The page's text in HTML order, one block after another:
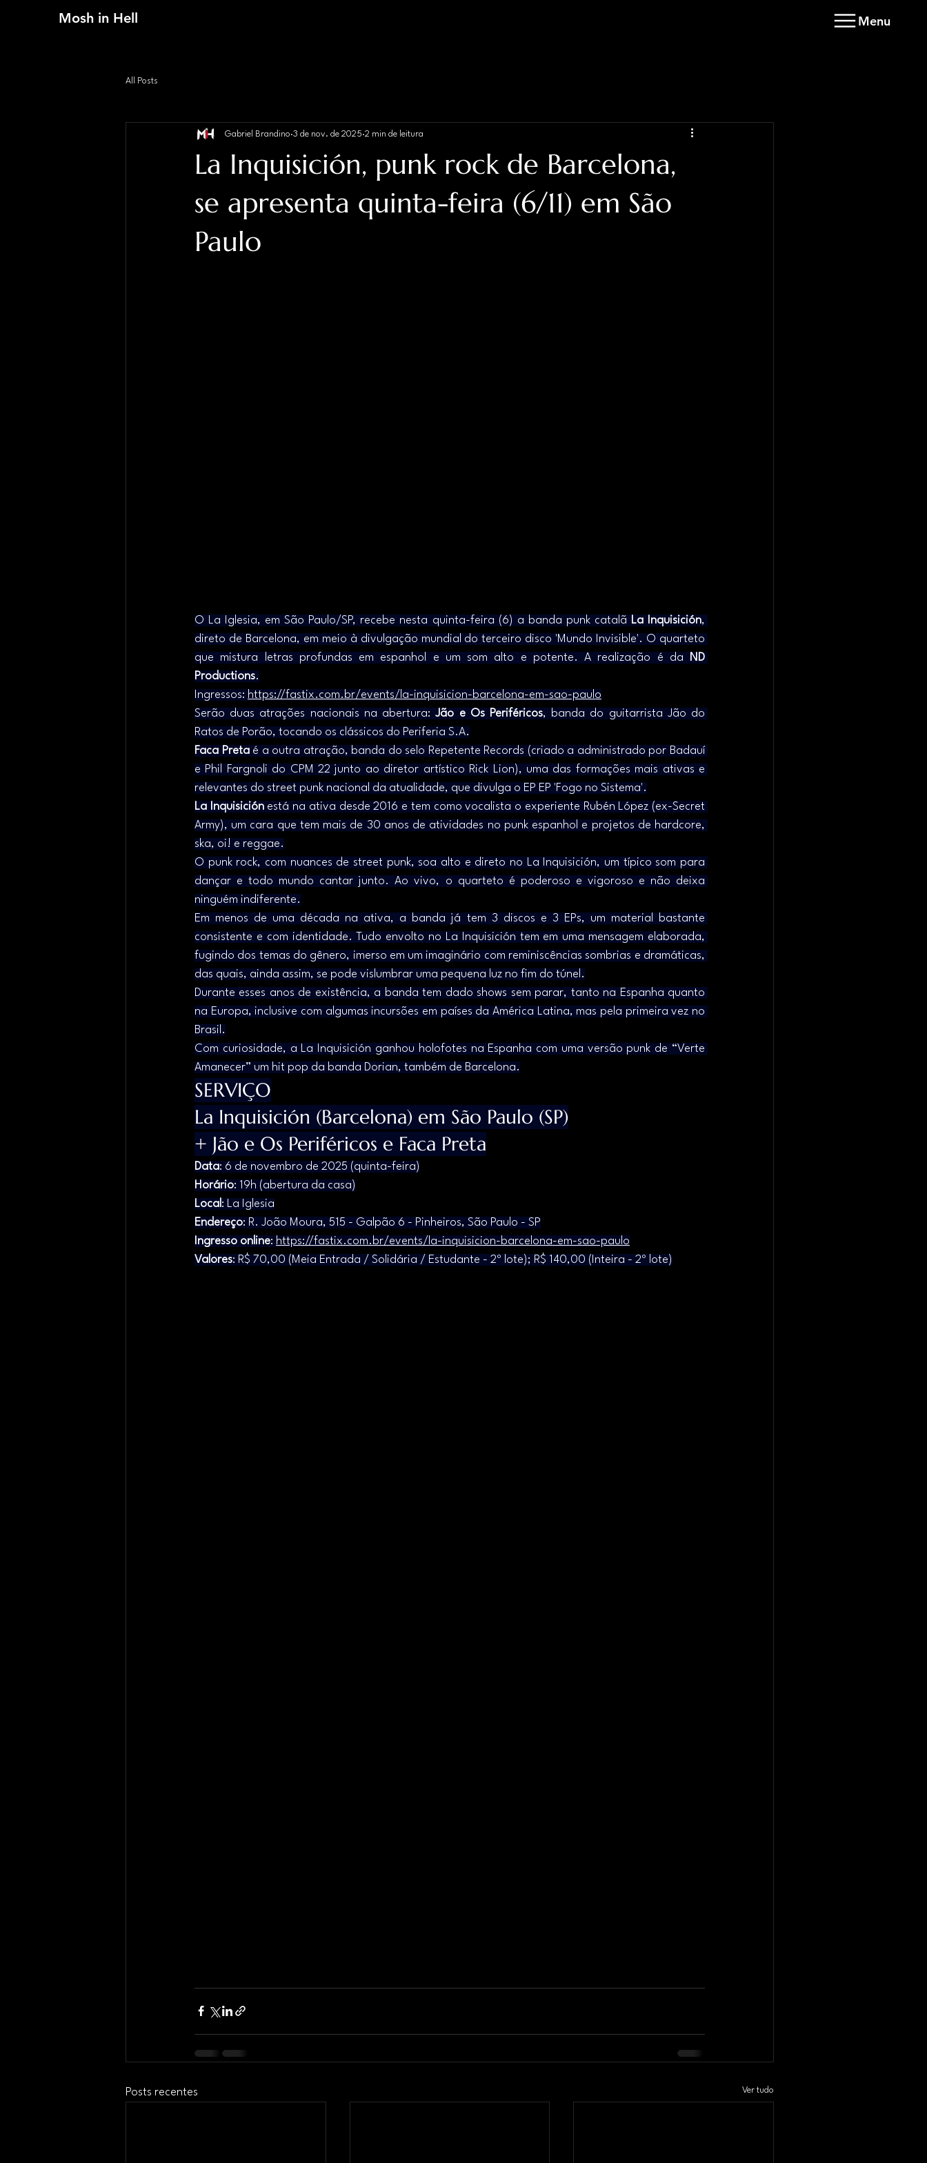
Mosh in Hell Menu
All Posts
La Inquisición, punk rock de Barcelona,
se apresenta quinta-feira (6/11) em São
Paulo
Gabriel Brandino 3 de nov. de 2025 2 min de leitura
O La Iglesia, em São Paulo/SP, recebe nesta quinta-feira (6) a banda punk catalã La Inquisición,
direto de Barcelona, em meio à divulgação mundial do terceiro disco 'Mundo Invisible'. O quarteto
que mistura letras profundas em espanhol e um som alto e potente. A realização é da
ND
Productions.
Ingressos: https://fastix.com.br/events/la-inquisicion-barcelona-em-sao-paulo
Serão duas atrações nacionais na abertura: Jão e Os Periféricos, banda do guitarrista Jão do
Ratos de Porão, tocando os clássicos do Periferia S.A.
Faca Preta é a outra atração, banda do selo Repetente Records (criado a administrado por Badauí
e Phil Fargnoli do CPM 22 junto ao diretor artístico Rick Lion), uma das formações mais ativas e
relevantes do street punk nacional da atualidade, que divulga o EP EP 'Fogo no Sistema'.
La Inquisición está na ativa desde 2016 e tem como vocalista o experiente Rubén López (ex-Secret
Army), um cara que tem mais de 30 anos de atividades no punk espanhol e projetos de hardcore,
ska, oi! e reggae.
O punk rock, com nuances de street punk, soa alto e direto no La Inquisición, um típico som para
dançar e todo mundo cantar junto. Ao vivo, o quarteto é poderoso e vigoroso e não deixa
ninguém indiferente.
Em menos de uma década na ativa, a banda já tem 3 discos e 3 EPs, um material bastante
consistente e com identidade. Tudo envolto no La Inquisición tem em uma mensagem elaborada,
fugindo dos temas do gênero, imerso em um imaginário com reminiscências sombrias e dramáticas,
das quais, ainda assim, se pode vislumbrar uma pequena luz no fim do túnel.
Durante esses anos de existência, a banda tem dado shows sem parar, tanto na Espanha quanto
na Europa, inclusive com algumas incursões em países da América Latina, mas pela primeira vez no
Brasil.
Com curiosidade, a La Inquisición ganhou holofotes na Espanha com uma versão punk de “Verte
Amanecer” um hit pop da banda Dorian, também de Barcelona.
SERVIÇO
La Inquisición (Barcelona) em São Paulo (SP)
+ Jão e Os Periféricos e Faca Preta
Data: 6 de novembro de 2025 (quinta-feira)
Horário: 19h (abertura da casa)
Local : La Iglesia
Endereço: R. João Moura, 515 - Galpão 6 - Pinheiros, São Paulo - SP
Ingresso online: https://fastix.com.br/events/la-inquisicion-barcelona-em-sao-paulo
Valores: R$ 70,00 (Meia Entrada / Solidária / Estudante - 2º lote); R$ 140,00 (Inteira - 2º lote)
Posts recentes Ver tudo